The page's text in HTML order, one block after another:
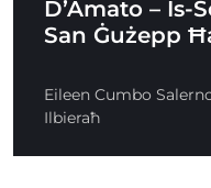
D’Amato – Is-
San Ġużepp
Eileen Cumbo
Ilbieraħ